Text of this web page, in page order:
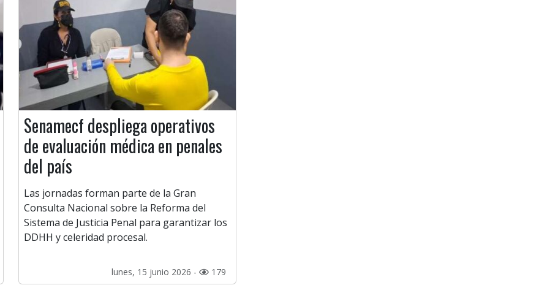
Senamecf despliega operativos
de evaluación médica en penales
del país
Las jornadas forman parte de la Gran
Consulta Nacional sobre la Reforma del
Sistema de Justicia Penal para garantizar los
DDHH y celeridad procesal.
lunes, 15 junio 2026 - 179